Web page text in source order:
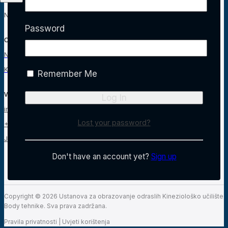
Narudžbe
O nama
Naš tim
Kontakt
Više načina kako do nas:
info@kubt.hr
+385 1 4621 456
Jurkovićeva ulica 19, 10 000 Zagreb, Hrvatska
Copyright © 2026 Ustanova za obrazovanje odraslih Kineziološko učilište
Body tehnike. Sva prava zadržana.
Pravila privatnosti Uvjeti korištenja
Password
Remember Me
Lost your password?
Don't have an account yet? Sign up